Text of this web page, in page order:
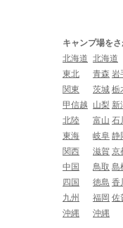
キャンプ場を
北海道 北海道
東北
青森 岩
関東
茨城 栃
甲信越
山梨 新
北陸
富山 石
東海
岐阜 静
関西
滋賀 京
中国
鳥取 島
四国
徳島 香
九州
福岡 佐
沖縄
沖縄